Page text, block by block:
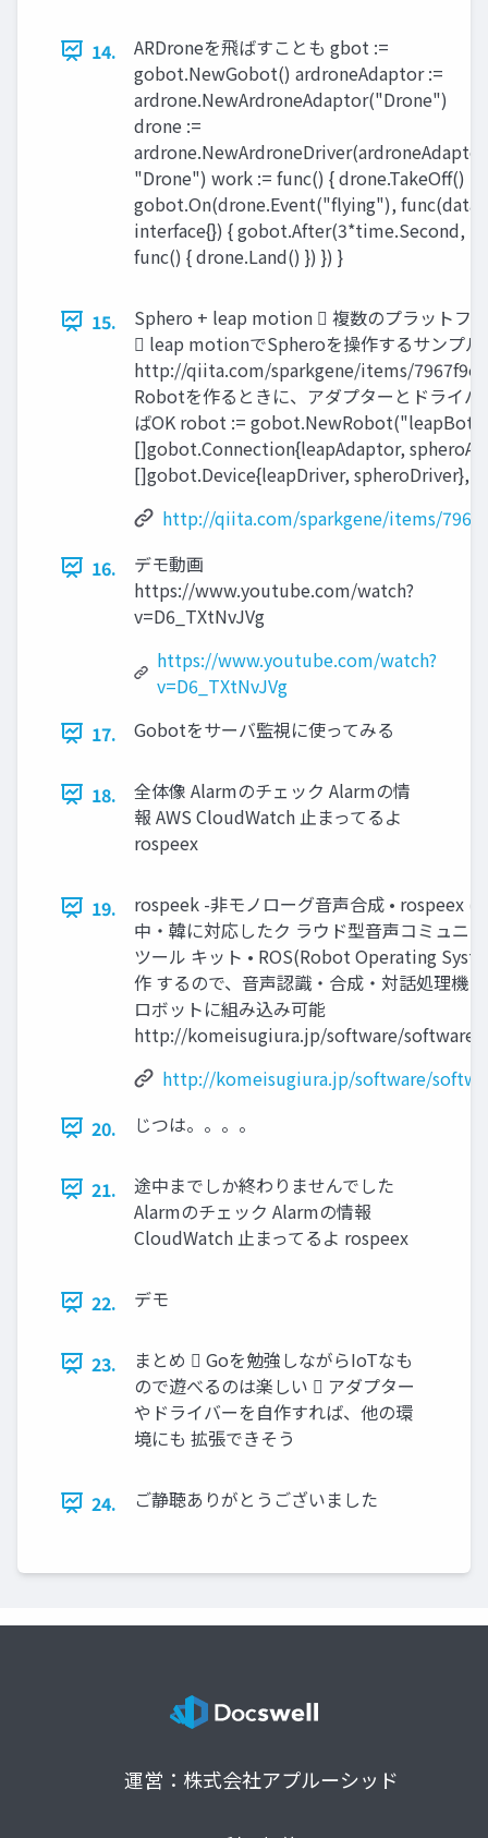
14.
ARDroneを飛ばすことも gbot :=
gobot.NewGobot() ardroneAdaptor :=
ardrone.NewArdroneAdaptor("Drone")
drone :=
"Drone") work := func() { drone.TakeOff()
gobot.On(drone.Event("flying"), func(data
interface{}) { gobot.After(3*time.Second,
func() { drone.Land() }) }) }
15.
Sphero + leap motion  複数のプラットフ
 leap motionでSpheroを操作するサンプル
http://qiita.com/sparkgene/items/
Robotを作るときに、アダプターとドライ
ばOK robot := gobot.NewRobot("leapBot",
[]gobot.Connection{leapAdaptor,
[]gobot.Device{leapDriver, spheroDriver},
http://qiita.com/sparkgene/items/
16.
デモ動画
https://www.youtube.com/watch?
v=D6_TXtNvJVg
https://www.youtube.com/watch?
v=D6_TXtNvJVg
17.
Gobotをサーバ監視に使ってみる
18.
全体像 Alarmのチェック Alarmの情
報 AWS CloudWatch 止まってるよ
rospeex
19.
rospeek -非モノローグ音声合成 • rospeex
中・韓に対応したク ラウド型音声コミュニ
ツール キット • ROS(Robot Operating
作 するので、音声認識・合成・対話処理機
ロボットに組み込み可能
http://komeisugiura.jp/software/
http://komeisugiura.jp/software/
20.
じつは。。。。
21.
途中までしか終わりませんでした
Alarmのチェック Alarmの情報
CloudWatch 止まってるよ rospeex
22. デモ
23.
まとめ  Goを勉強しながらIoTなも
ので遊べるのは楽しい  アダプター
やドライバーを自作すれば、他の環
境にも 拡張できそう
24. ご静聴ありがとうございました
運営：株式会社アプルーシッド